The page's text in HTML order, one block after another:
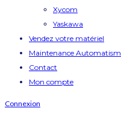
Xycom
Yaskawa
Vendez votre matériel
Maintenance
Contact
Mon compte
Connexion